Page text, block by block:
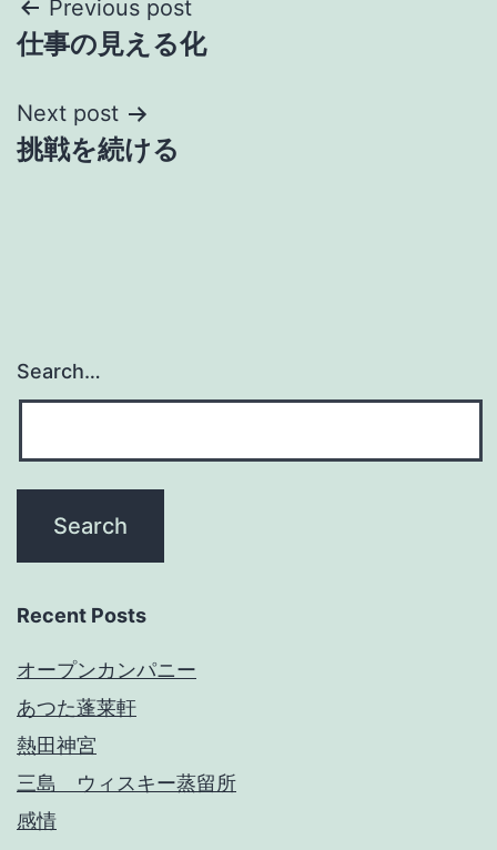
Post
navigation
Previous post
仕事の見える化
Next post
挑戦を続ける
Search…
Recent Posts
オープンカンパニー
あつた蓬莱軒
熱田神宮
三島 ウィスキー蒸留所
感情